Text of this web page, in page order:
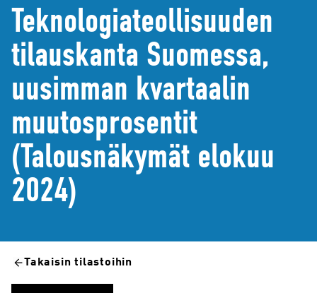
Teknologiateollisuuden
tilauskanta Suomessa,
uusimman kvartaalin
muutosprosentit
(Talousnäkymät elokuu
2024)
Takaisin tilastoihin